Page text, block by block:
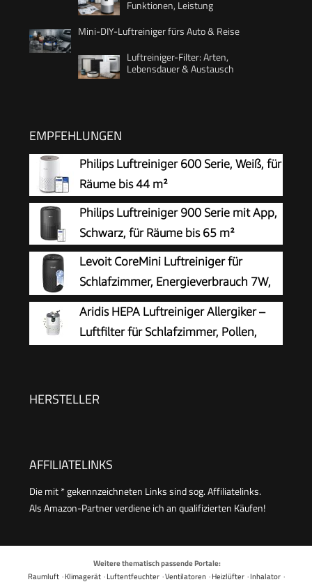
Funktionen, Leistung
Mini-DIY-Luftreiniger fürs Auto & Reise
Luftreiniger-Filter: Arten,
Lebensdauer & Austausch
EMPFEHLUNGEN
Philips Luftreiniger 600 Serie, Weiß, für
Räume bis 44 m²
Philips Luftreiniger 900 Serie mit App,
Schwarz, für Räume bis 65 m²
Levoit CoreMini Luftreiniger für
Schlafzimmer, Energieverbrauch 7W,
Schwarz
Aridis HEPA Luftreiniger Allergiker –
Luftfilter für Schlafzimmer, Pollen,
Geschwindigkeiten, Geräuscharm
HERSTELLER
AFFILIATELINKS
Die mit * gekennzeichneten Links sind sog. Affiliatelinks.
Als Amazon-Partner verdiene ich an qualifizierten Käufen!
Weitere thematisch passende Portale:
Raumluft·Klimagerät·Luftentfeuchter·Ventilatoren·Heizlüfter·Inhalator·